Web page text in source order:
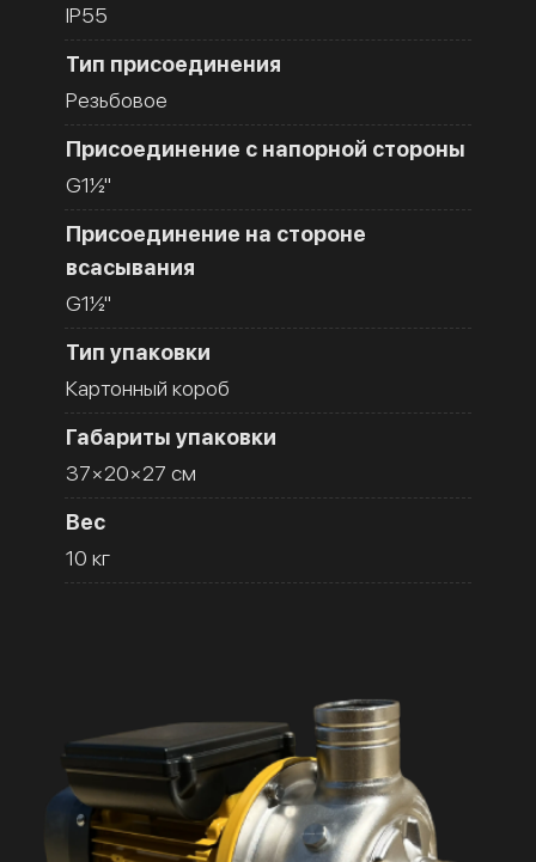
IP55
Тип присоединения
Резьбовое
Присоединение с напорной стороны
G1½''
Присоединение на стороне
всасывания
G1½''
Тип упаковки
Картонный короб
Габариты упаковки
37×20×27 см
Вес
10 кг